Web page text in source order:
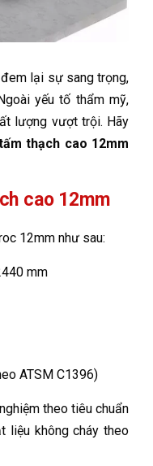
đem lại sự sang trọng,
yếu tố thẩm mỹ,
lượng vượt trội. Hãy
thạch cao 12mm
cao 12mm
12mm như sau:
mm
ATSM C1396)
theo tiêu chuẩn
liệu không cháy theo